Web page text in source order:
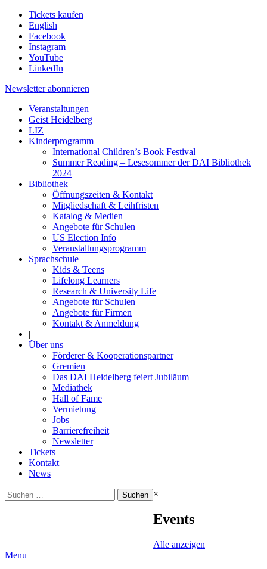
Tickets kaufen
English
Facebook
Instagram
YouTube
LinkedIn
Newsletter abonnieren
Veranstaltungen
Geist Heidelberg
LIZ
Kinderprogramm
International Children’s Book Festival
Summer Reading – Lesesommer der DAI Bibliothek
2024
Bibliothek
Öffnungszeiten & Kontakt
Mitgliedschaft & Leihfristen
Katalog & Medien
Angebote für Schulen
US Election Info
Veranstaltungsprogramm
Sprachschule
Kids & Teens
Lifelong Learners
Research & University Life
Angebote für Schulen
Angebote für Firmen
Kontakt & Anmeldung
|
Über uns
Förderer & Kooperationspartner
Gremien
Das DAI Heidelberg feiert Jubiläum
Mediathek
Hall of Fame
Vermietung
Jobs
Barrierefreiheit
Newsletter
Tickets
Kontakt
News
Suchen
nach:
×
Events
Alle anzeigen
Menu